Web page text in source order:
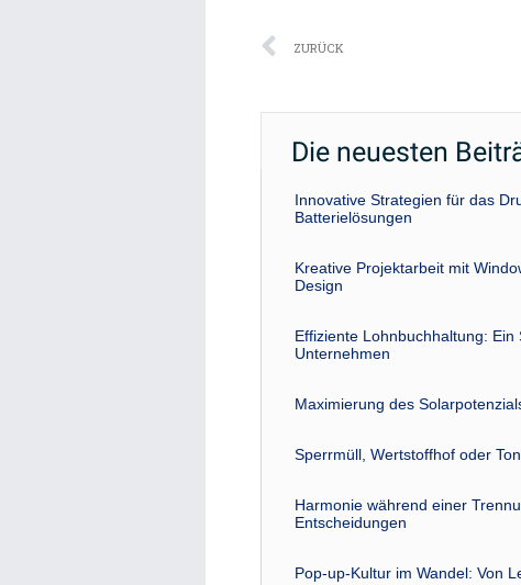
Zurück
ZURÜCK
Die neuesten
Innovative Strategien für das
Batterielösungen
Kreative Projektarbeit mit
Design
Effiziente Lohnbuchhaltung:
Unternehmen
Maximierung des
Sperrmüll, Wertstoffhof oder
Harmonie während einer
Entscheidungen
Pop-up-Kultur im Wandel: Von